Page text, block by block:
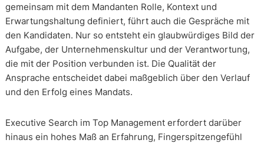
gemeinsam mit dem Mandanten Rolle, Kontext und
Erwartungshaltung definiert, führt auch die Gespräche mit
den Kandidaten. Nur so entsteht ein glaubwürdiges Bild der
Aufgabe, der Unternehmenskultur und der Verantwortung,
die mit der Position verbunden ist. Die Qualität der
Ansprache entscheidet dabei maßgeblich über den Verlauf
und den Erfolg eines Mandats.
Executive Search im Top Management erfordert darüber
hinaus ein hohes Maß an Erfahrung, Fingerspitzengefühl